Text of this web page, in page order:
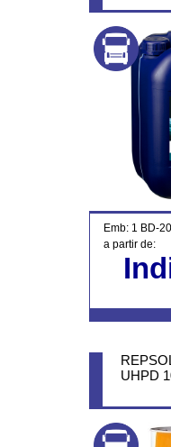
Emb: 1 BD-
a partir de:
UHPD